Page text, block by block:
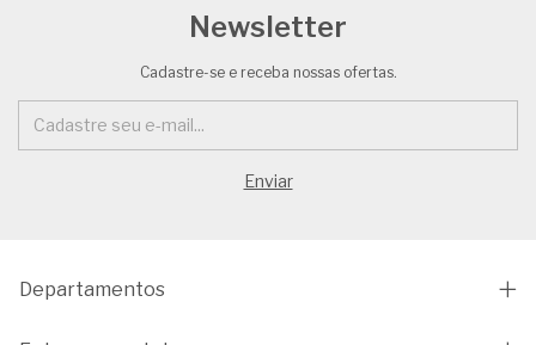
Newsletter
Cadastre-se e receba nossas ofertas.
Departamentos